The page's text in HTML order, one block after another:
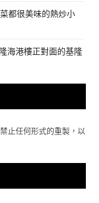
都很美味的熱炒小
海港樓正對面的基隆
止任何形式的重製，以